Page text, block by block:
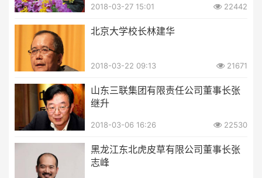
2018-03-27 15:01 22442
北京大学校长林建华
2018-03-22 09:13 21671
山东三联集团有限责任公司董事长张
继升
2018-03-06 16:26 22530
黑龙江东北虎皮草有限公司董事长张
志峰